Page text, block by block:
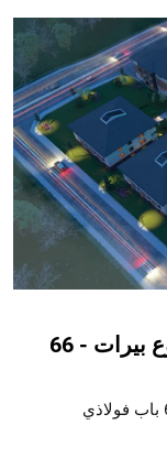
وادي غوتشلواي إسكيشهير - مشروع بيرات - 66